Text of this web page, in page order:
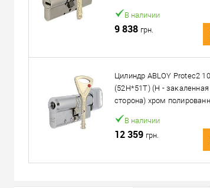
Можем
Доставка сердцевин от 4000 грн
«Новой Почтой» по Украине
Самовывоз
Минимальная сумма заказа 400 грн
Доставка наложенным платежом от 400
В наличии
9 838 грн.
Цилиндр ABLOY Protec2
(52H*51T) (H - закаленная
сторона) хром
В наличии
12 359 грн.